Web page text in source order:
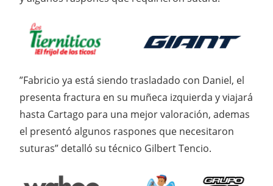
”Fabricio ya está siendo trasladado con Daniel, el
presenta fractura en su muñeca izquierda y viajará
hasta Cartago para una mejor valoración, ademas
el presentó algunos raspones que necesitaron
suturas” detalló su técnico Gilbert Tencio.